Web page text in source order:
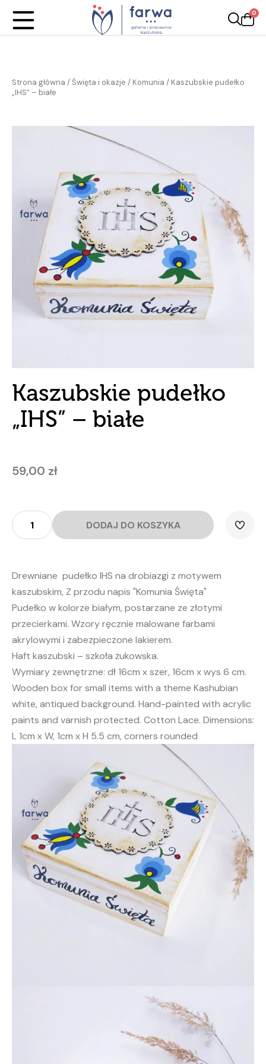
0
Strona główna /Święta i okazje / Komunia / Kaszubskie pudełko
„IHS” – białe
Kaszubskie pudełko
„IHS” – białe
59,00 zł
ilość
Kaszubskie
"IHS"
DODAJ DO KOSZYKA
Drewniane pudełko IHS na drobiazgi z motywem
kaszubskim, Z przodu napis "Komunia Święta"
Pudełko w kolorze białym, postarzane ze złotymi
przecierkami. Wzory ręcznie malowane farbami
akrylowymi i zabezpieczone lakierem.
Haft kaszubski – szkoła żukowska.
Wymiary zewnętrzne: dł 16cm x szer, 16cm x wys 6 cm.
Wooden box for small items with a theme Kashubian
white, antiqued background. Hand-painted with acrylic
paints and varnish protected. Cotton Lace. Dimensions:
L 1cm x W, 1cm x H 5.5 cm, corners rounded